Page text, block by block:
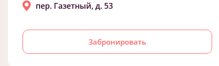
Забронировать
пер. Газетный, д. 53